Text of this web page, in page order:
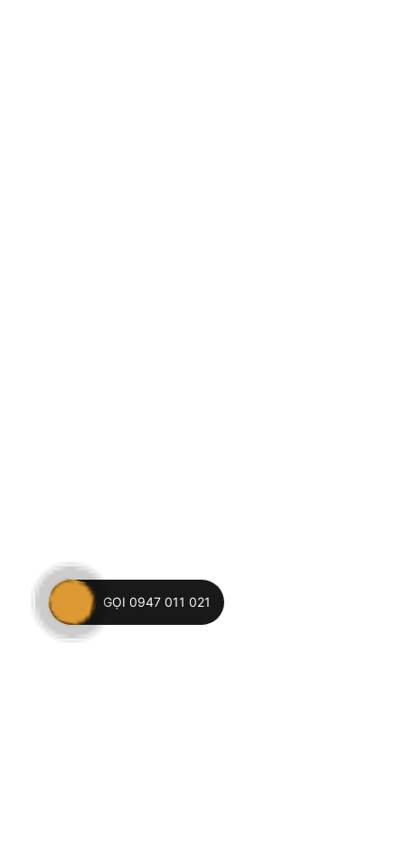
GỌI 0947 011 021